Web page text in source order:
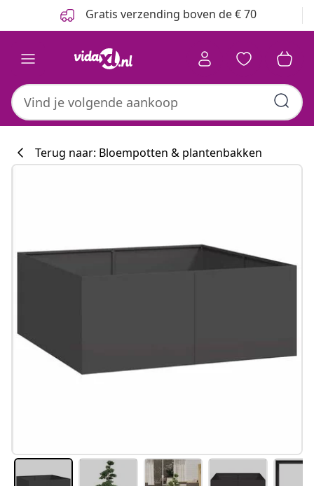
Gratis verzending boven de € 70
Terug naar: Bloempotten & plantenbakken